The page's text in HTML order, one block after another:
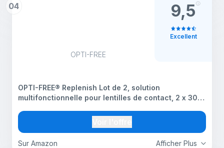
04
OPTI-FREE
Afficher Plus
Sur Amazon
OPTI-FREE® Replenish Lot de 2, solution
multifonctionnelle pour lentilles de contact, 2 x 300
9,5
Excellent